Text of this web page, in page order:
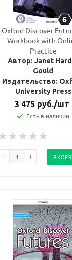
Oxford Discover
Workbook with
Practice
Автор: Janet
Gould
Издательство:
University Press
3 475 руб./шт
Есть в наличии
В